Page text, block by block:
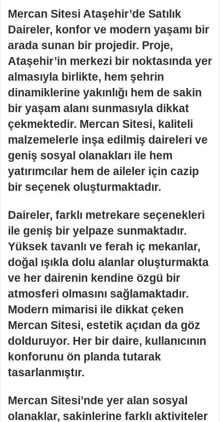
Mercan Sitesi Ataşehir’de Satılık
Daireler, konfor ve modern yaşamı bir
arada sunan bir projedir. Proje,
Ataşehir’in merkezi bir noktasında yer
almasıyla birlikte, hem şehrin
dinamiklerine yakınlığı hem de sakin
bir yaşam alanı sunmasıyla dikkat
çekmektedir. Mercan Sitesi, kaliteli
malzemelerle inşa edilmiş daireleri ve
geniş sosyal olanakları ile hem
yatırımcılar hem de aileler için cazip
bir seçenek oluşturmaktadır.
Daireler, farklı metrekare seçenekleri
ile geniş bir yelpaze sunmaktadır.
Yüksek tavanlı ve ferah iç mekanlar,
doğal ışıkla dolu alanlar oluşturmakta
ve her dairenin kendine özgü bir
atmosferi olmasını sağlamaktadır.
Modern mimarisi ile dikkat çeken
Mercan Sitesi, estetik açıdan da göz
dolduruyor. Her bir daire, kullanıcının
konforunu ön planda tutarak
tasarlanmıştır.
Mercan Sitesi’nde yer alan sosyal
olanaklar, sakinlerine farklı aktiviteler